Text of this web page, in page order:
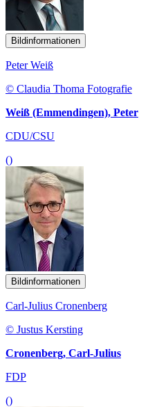
Bildinformationen
Peter Weiß
© Claudia Thoma Fotografie
Weiß (Emmendingen), Peter
CDU/CSU
()
Bildinformationen
Carl-Julius Cronenberg
© Justus Kersting
Cronenberg, Carl-Julius
FDP
()